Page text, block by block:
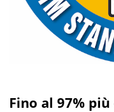
Fino al 97%